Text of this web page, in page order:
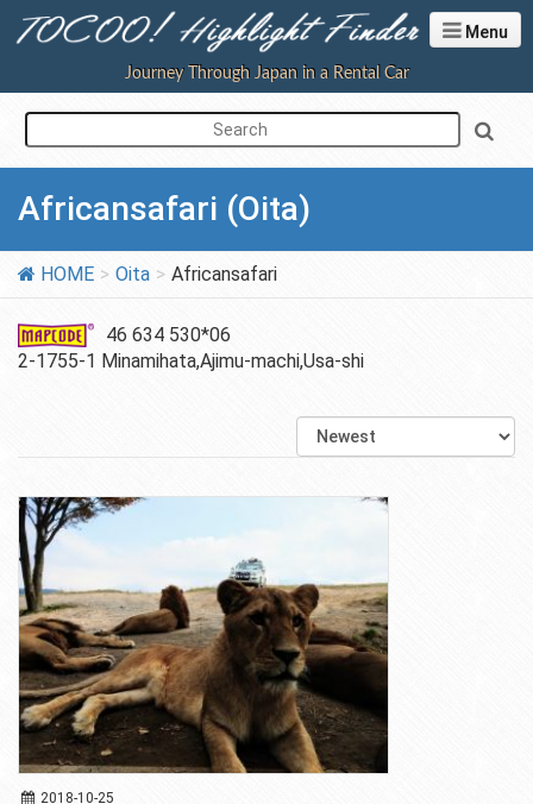
Journey Through Japan in a Rental Car
Menu
Africansafari (Oita)
HOME Oita Africansafari
46 634 530*06
2-1755-1 Minamihata,Ajimu-machi,Usa-shi
2018-10-25